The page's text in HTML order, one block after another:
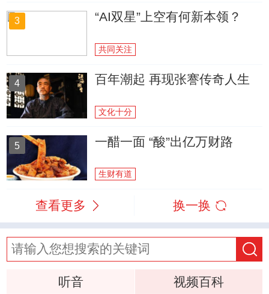
3 “AI双星”上空有何新本领？
共同关注
4 百年潮起 再现张謇传奇人生
文化十分
5 一醋一面 “酸”出亿万财路
生财有道
查看更多 换一换
听音
视频百科